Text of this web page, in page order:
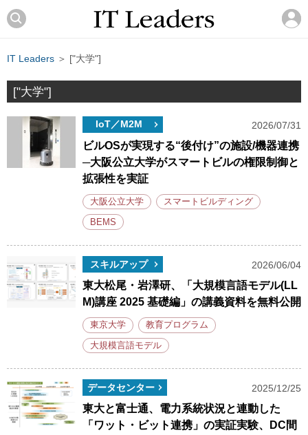
IT Leaders ＞ ["大学"]
["大学"]
IoT／M2M 2026/07/31
ビルOSが実現する“後付け”の施設/機器連携
─大阪公立大学がスマートビルの権限制御と
拡張性を実証
大阪公立大学 スマートビルディング
BEMS
スキルアップ 2026/06/04
東大松尾・岩澤研、「大規模言語モデル(LL
M)講座 2025 基礎編」の講義資料を無料公開
東京大学 教育プログラム
大規模言語モデル
データセンター 2025/12/25
東大と富士通、電力系統状況と連動した
「ワット・ビット連携」の実証実験、DC間